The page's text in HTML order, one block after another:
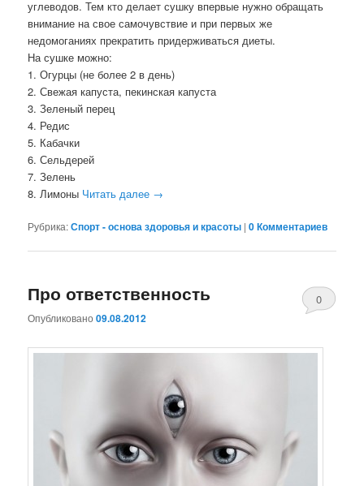
углеводов. Тем кто делает сушку впервые нужно обращать
внимание на свое самочувствие и при первых же
недомоганиях прекратить придерживаться диеты.
На сушке можно:
1. Огурцы (не более 2 в день)
2. Свежая капуста, пекинская капуста
3. Зеленый перец
4. Редис
5. Кабачки
6. Сельдерей
7. Зелень
8. Лимоны Читать далее →
Рубрика:Спорт - основа здоровья и красоты |0 Комментариев
Про ответственность
Опубликовано09.08.2012
0